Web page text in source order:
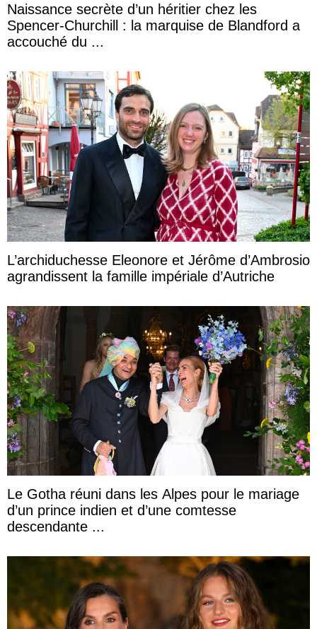
Naissance secrète d’un héritier chez les
Spencer-Churchill : la marquise de Blandford a
accouché du ...
L’archiduchesse Eleonore et Jérôme d’Ambrosio
agrandissent la famille impériale d’Autriche
Le Gotha réuni dans les Alpes pour le mariage
d’un prince indien et d’une comtesse
descendante ...